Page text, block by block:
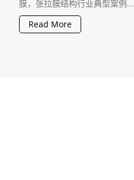
膜，张拉膜结构行业典型案例...
Read More